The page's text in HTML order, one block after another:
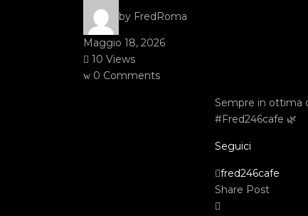
by FredRoma
Maggio 18, 2026
10 Views
0 Comments
Sempre in ottima
#Fred246cafe 🌿
Seguici
fred246cafe
Share Post